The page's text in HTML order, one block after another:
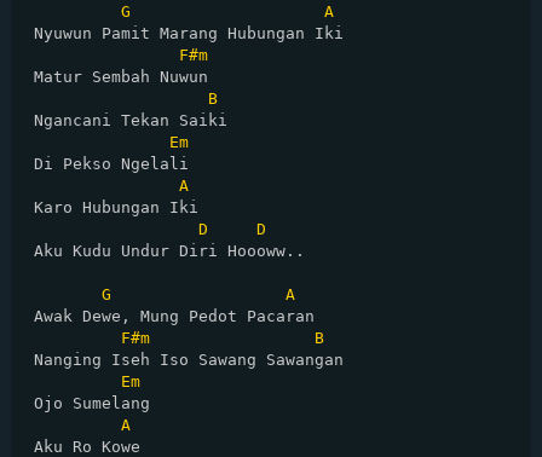
G
A
Nyuwun Pamit Marang Hubungan Iki
F#m
Matur Sembah Nuwun
B
Ngancani Tekan Saiki
Em
Di Pekso Ngelali
A
Karo Hubungan Iki
D
D
Aku Kudu Undur Diri Hoooww..
G
A
Awak Dewe, Mung Pedot Pacaran
F#m
B
Nanging Iseh Iso Sawang Sawangan
Em
Ojo Sumelang
A
Aku Ro Kowe